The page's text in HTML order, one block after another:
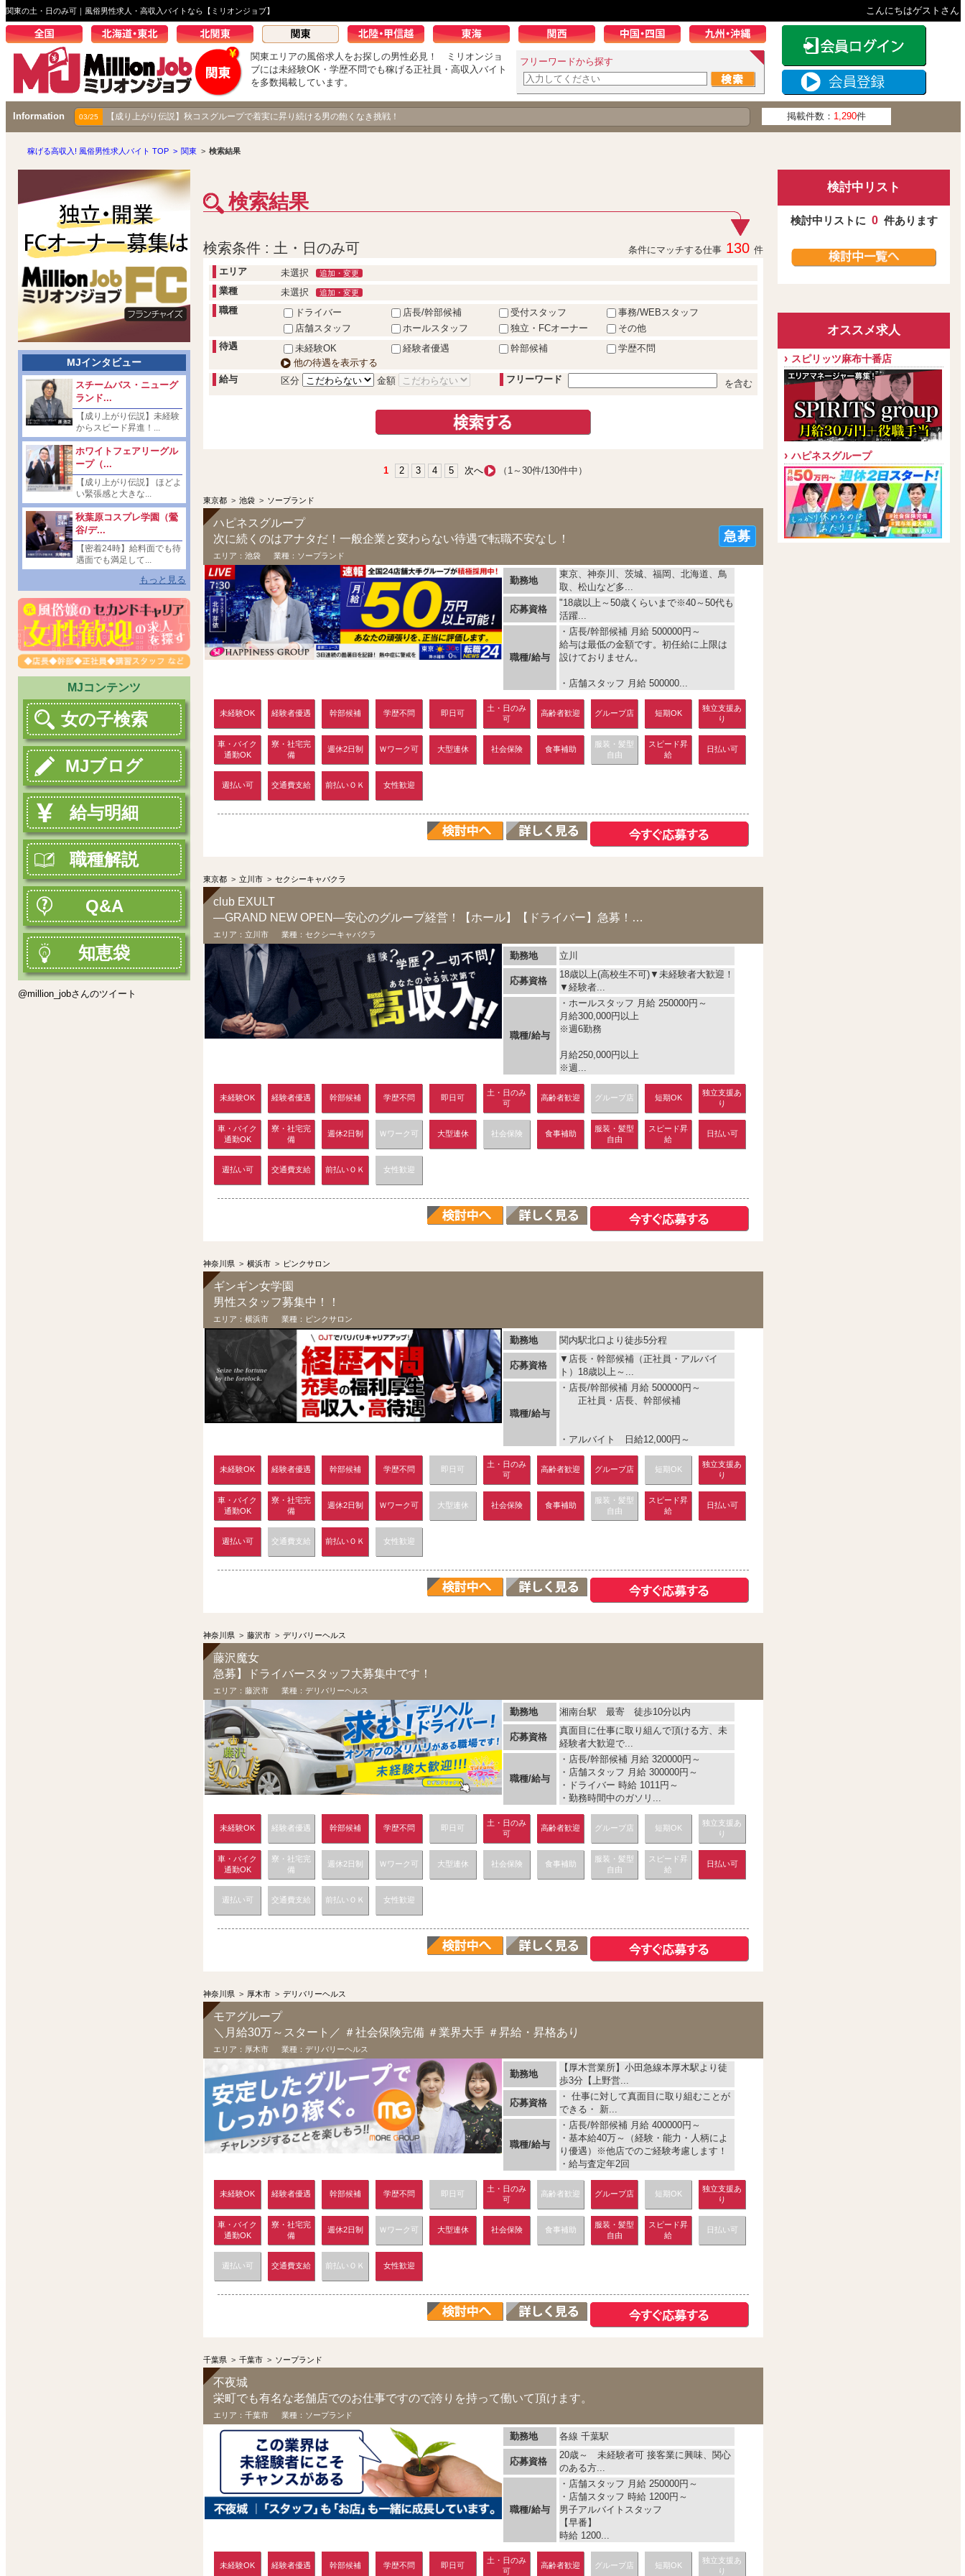
関東の土・日のみ可｜風俗男性求人・高収入バイトなら【ミリオンジョブ】 こんにちはゲストさん
関東エリアの風俗求人をお探しの男性必見！ ミリオンジョ
ブには未経験OK・学歴不問でも稼げる正社員・高収入バイト
を多数掲載しています。
フリーワードから探す
Information 03/25 【成り上がり伝説】秋コスグループで着実に昇り続ける男の飽くなき挑戦！ 掲載件数： 1,290件
稼げる高収入! 風俗男性求人バイト TOP > 関東 > 検索結果
検索結果
検索条件 : 土・日のみ可 条件にマッチする仕事 130 件
エリア
未選択 追加・変更
業種 未選択 追加・変更
職種 ドライバー 店長/幹部候補 受付スタッフ
事務/WEBスタッフ
店舗スタッフ
ホールスタッフ 独立・FCオーナー
その他
待遇
未経験OK 経験者優遇 幹部候補
学歴不問
他の待遇を表示する
給与
区分 金額 フリーワード を含む
1 2 3 4 5 次へ （1～30件/130件中）
東京都 > 池袋 > ソープランド
ハピネスグループ
次に続くのはアナタだ！一般企業と変わらない待遇で転職不安なし！
エリア： 池袋 業種： ソープランド
急募
勤務地
東京、神奈川、茨城、福岡、北海道、鳥
取、松山など多...
応募資格
"18歳以上～50歳くらいまで※40～50代も
活躍...
職種/給与
・店長/幹部候補 月給 500000円～
給与は最低の金額です。初任給に上限は
設けておりません。
・店舗スタッフ 月給 500000...
未経験OK 経験者優遇 幹部候補 学歴不問 即日可
土・日のみ
可
高齢者歓迎 グループ店 短期OK
独立支援あ
り
車・バイク
通勤OK
寮・社宅完
備
週休2日制 Ｗワーク可 大型連休 社会保険 食事補助
服装・髪型
自由
スピード昇
給
日払い可
週払い可 交通費支給 前払いＯＫ 女性歓迎
東京都 > 立川市 > セクシーキャバクラ
club EXULT
―GRAND NEW OPEN―安心のグループ経営！【ホール】【ドライバー】急募！その...
エリア： 立川市 業種： セクシーキャバクラ
勤務地 立川
応募資格
18歳以上(高校生不可)▼未経験者大歓迎！
▼経験者...
職種/給与
・ホールスタッフ 月給 250000円～
月給300,000円以上
※週6勤務
月給250,000円以上
※週...
未経験OK 経験者優遇 幹部候補 学歴不問 即日可
土・日のみ
可
高齢者歓迎 グループ店 短期OK
独立支援あ
り
車・バイク
通勤OK
寮・社宅完
備
週休2日制 Ｗワーク可 大型連休 社会保険 食事補助
服装・髪型
自由
スピード昇
給
日払い可
週払い可 交通費支給 前払いＯＫ 女性歓迎
神奈川県 > 横浜市 > ピンクサロン
ギンギン女学園
男性スタッフ募集中！！
エリア： 横浜市 業種： ピンクサロン
勤務地 関内駅北口より徒歩5分程
応募資格
▼店長・幹部候補（正社員・アルバイ
ト）18歳以上～...
職種/給与
・店長/幹部候補 月給 500000円～
正社員・店長、幹部候補
・アルバイト 日給12,000円～
未経験OK 経験者優遇 幹部候補 学歴不問 即日可
土・日のみ
可
高齢者歓迎 グループ店 短期OK
独立支援あ
り
車・バイク
通勤OK
寮・社宅完
備
週休2日制 Ｗワーク可 大型連休 社会保険 食事補助
服装・髪型
自由
スピード昇
給
日払い可
週払い可 交通費支給 前払いＯＫ 女性歓迎
神奈川県 > 藤沢市 > デリバリーヘルス
藤沢魔女
急募】ドライバースタッフ大募集中です！
エリア： 藤沢市 業種： デリバリーヘルス
勤務地 湘南台駅 最寄 徒歩10分以内
応募資格
真面目に仕事に取り組んで頂ける方、未
経験者大歓迎で...
職種/給与
・店長/幹部候補 月給 320000円～
・店舗スタッフ 月給 300000円～
・ドライバー 時給 1011円～
・勤務時間中のガソリ...
未経験OK 経験者優遇 幹部候補 学歴不問 即日可
土・日のみ
可
高齢者歓迎 グループ店 短期OK
独立支援あ
り
車・バイク
通勤OK
寮・社宅完
備
週休2日制 Ｗワーク可 大型連休 社会保険 食事補助
服装・髪型
自由
スピード昇
給
日払い可
週払い可 交通費支給 前払いＯＫ 女性歓迎
神奈川県 > 厚木市 > デリバリーヘルス
モアグループ
＼月給30万～スタート／ ＃社会保険完備 ＃業界大手 ＃昇給・昇格あり
エリア： 厚木市 業種： デリバリーヘルス
勤務地
【厚木営業所】小田急線本厚木駅より徒
歩3分【上野営...
応募資格
・ 仕事に対して真面目に取り組むことが
できる・ 新...
職種/給与
・店長/幹部候補 月給 400000円～
・基本給40万～（経験・能力・人柄によ
り優遇）※他店でのご経験考慮します！
・給与査定年2回
未経験OK 経験者優遇 幹部候補 学歴不問 即日可
土・日のみ
可
高齢者歓迎 グループ店 短期OK
独立支援あ
り
車・バイク
通勤OK
寮・社宅完
備
週休2日制 Ｗワーク可 大型連休 社会保険 食事補助
服装・髪型
自由
スピード昇
給
日払い可
週払い可 交通費支給 前払いＯＫ 女性歓迎
千葉県 > 千葉市 > ソープランド
不夜城
栄町でも有名な老舗店でのお仕事ですので誇りを持って働いて頂けます。
エリア： 千葉市 業種： ソープランド
勤務地 各線 千葉駅
応募資格
20歳～ 未経験者可 接客業に興味、関心
のある方...
職種/給与
・店舗スタッフ 月給 250000円～
・店舗スタッフ 時給 1200円～
男子アルバイトスタッフ
【早番】
時給 1200...
未経験OK 経験者優遇 幹部候補 学歴不問 即日可
土・日のみ
可
高齢者歓迎 グループ店 短期OK
独立支援あ
り
MJインタビュー
スチームバス・ニューグ
ランド...
【成り上がり伝説】未経験
からスピード昇進！...
ホワイトフェアリーグル
ープ（...
【成り上がり伝説】 ほどよ
い緊張感と大きな...
秋葉原コスプレ学園（鶯
谷/デ...
【密着24時】給料面でも待
遇面でも満足して...
もっと見る
MJコンテンツ
女の子検索
MJブログ
給与明細
職種解説
Q&A
知恵袋
@million_jobさんのツイート
検討中リスト
検討中リストに 0 件あります
オススメ求人
スピリッツ麻布十番店
ハピネスグループ